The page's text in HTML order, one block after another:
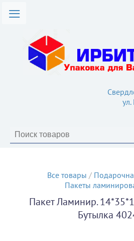
товаров
работы
Все товары /
Пакеты
Пакет Ламинир.
Бутылка